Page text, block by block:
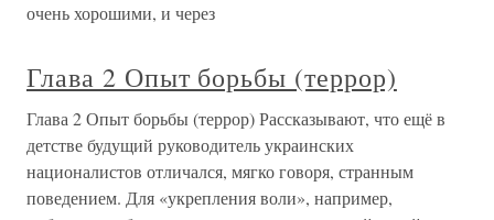
очень хорошими, и через
Глава 2 Опыт борьбы (террор)
Глава 2 Опыт борьбы (террор) Рассказывают, что ещё в
детстве будущий руководитель украинских
националистов отличался, мягко говоря, странным
поведением. Для «укрепления воли», например,